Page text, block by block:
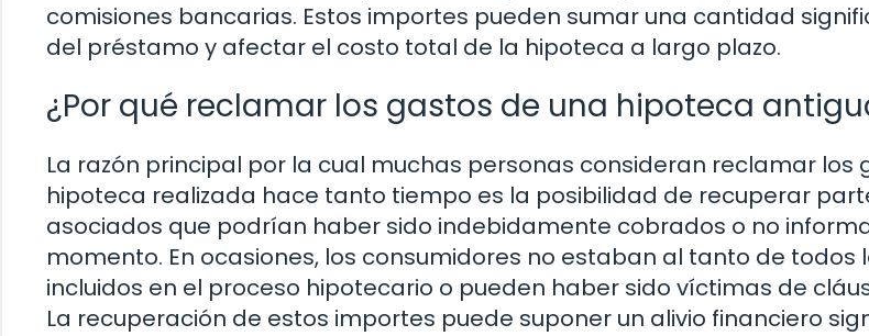
comisiones bancarias. Estos importes pueden sumar una cantidad
del préstamo y afectar el costo total de la hipoteca a largo plazo.
¿Por qué reclamar los gastos de una hipoteca
La razón principal por la cual muchas personas consideran reclamar los
hipoteca realizada hace tanto tiempo es la posibilidad de recuperar
asociados que podrían haber sido indebidamente cobrados o no
momento. En ocasiones, los consumidores no estaban al tanto de todos
incluidos en el proceso hipotecario o pueden haber sido víctimas de
La recuperación de estos importes puede suponer un alivio financiero